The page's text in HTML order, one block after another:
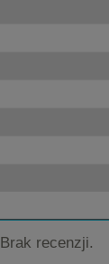
Brak recenzji.